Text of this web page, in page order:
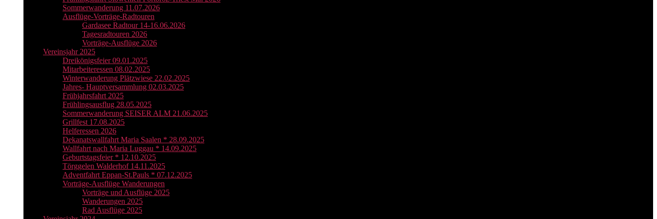
Sommerwanderung 11.07.2026
Ausflüge-Vorträge-Radtouren
Gardasee Radtour 14-16.06.2026
Tagesradtouren 2026
Vorträge-Ausflüge 2026
Vereinsjahr 2025
Dreikönigsfeier 09.01.2025
Mitarbeiteressen 08.02.2025
Winterwanderung Plätzwiese 22.02.2025
Jahres- Hauptversammlung 02.03.2025
Frühjahrsfahrt 2025
Frühlingsausflug 28.05.2025
Sommerwanderung SEISER ALM 21.06.2025
Grillfest 17.08.2025
Helferessen 2026
Dekanatswallfahrt Maria Saalen * 28.09.2025
Wallfahrt nach Maria Luggau * 14.09.2025
Geburtstagsfeier * 12.10.2025
Törggelen Walderhof 14.11.2025
Adventfahrt Eppan-St.Pauls * 07.12.2025
Vorträge-Ausflüge Wanderungen
Vorträge und Ausflüge 2025
Wanderungen 2025
Rad Ausflüge 2025